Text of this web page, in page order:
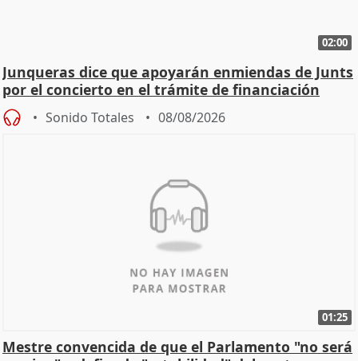
02:00
Junqueras dice que apoyarán enmiendas de Junts
por el concierto en el trámite de financiación
Sonido Totales 08/08/2026
01:25
Mestre convencida de que el Parlamento "no será